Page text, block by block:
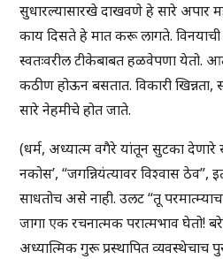
सुधारल्यासारखे दाखवणे हे सारे अपार
काय दिसते हे मात करू लागते.
स्वतःवरील टीकेबाबत हळवेपणा येतो.
कठीण होऊन बसतात. विकारी खिन्नता,
सारे नेहमीचे होत जाते.
(धर्म, अध्यात्म वगैरे यांतून सुटका
नकोस’, “जगन्नियंत्यावर विश्वास ठेव”,
साधतोच असे नाही. उलट “तू
जागा एक रचनात्मक परात्मभाव घेतो!
अध्यात्मिक गुरू प्रस्थापित व्यवस्थेचाच